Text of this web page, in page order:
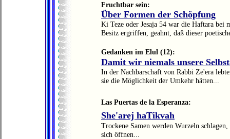
Fruchtbar sein:
Über Formen der Schöpfung
Ki Teze oder Jesaja 54 war die Haftara
Besitz ergriffen, geahnt, daß dieser
Gedanken im Elul (12):
Damit wir niemals unsere
In der Nachbarschaft von Rabbi Ze'era
sie die Möglichkeit der Umkehr hätten...
Las Puertas de la Esperanza:
She'arej haTikvah
Trockene Samen werden Wurzeln
sich öffnen...